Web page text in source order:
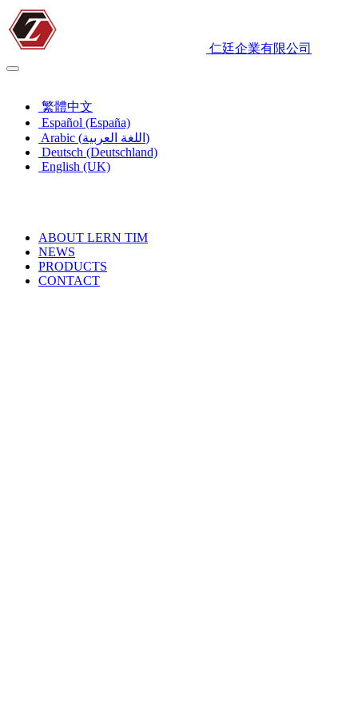
仁廷企業有限公司
繁體中文
Español (España)
Arabic (اللغة العربية)
Deutsch (Deutschland)
English (UK)
ABOUT LERN TIM
NEWS
PRODUCTS
CONTACT